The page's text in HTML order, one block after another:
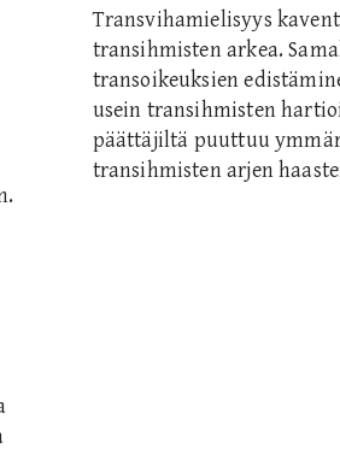
Transvihamielisyys
transihmisten arkea.
transoikeuksien
usein transihmisten
päättäjiltä puuttuu
transihmisten arjen